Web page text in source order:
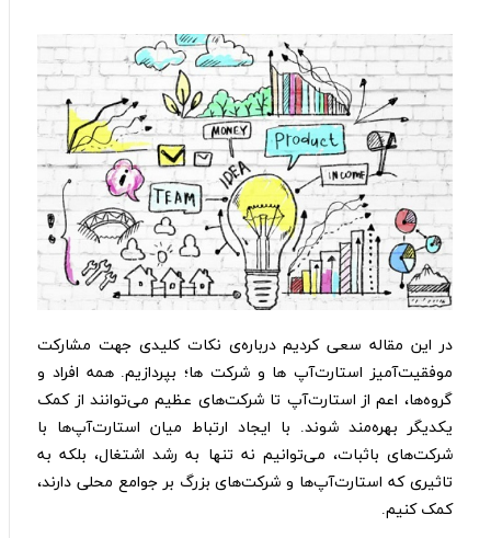
در این مقاله سعی کردیم در‌باره‌ی نکات کلیدی جهت مشارکت
موفقیت‌آمیز استارت‌آپ‌ ها و شرکت‌ ها؛ بپردازیم. همه افراد و
گروه‌ها، اعم از استارت‌آپ تا شرکت‌های عظیم می‌توانند از کمک
یکدیگر بهره‌مند شوند. با‌ ایجاد ارتباط میان استارت‌آپ‌ها با
شرکت‌های با‌ثبات، می‌توانیم نه تنها به رشد اشتغال، بلکه به
تاثیری که استارت‌آپ‌ها و شرکت‌های بزرگ بر جوامع محلی دارند،
کمک کنیم.